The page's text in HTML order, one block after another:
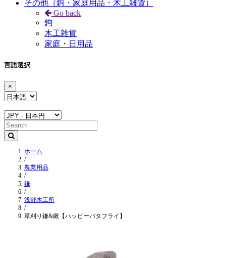
その他（鉤・家庭用品・木工雑貨）
Go back
鉤
木工雑貨
家庭・日用品
言語選択
×
ホーム
/
農業用品
/
鎌
/
浅野木工所
/
草刈り鎌&鍬【ハッピーバタフライ】